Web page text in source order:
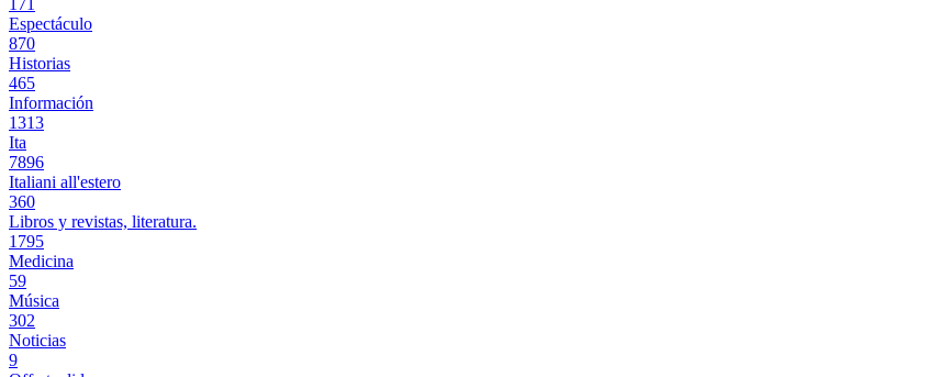
171
Espectáculo
870
Historias
465
Información
1313
Ita
7896
Italiani all'estero
360
Libros y revistas, literatura.
1795
Medicina
59
Música
302
Noticias
9